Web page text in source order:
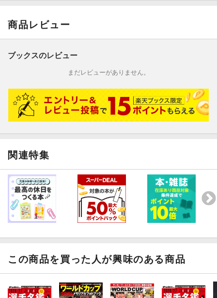
商品レビュー
ブックスのレビュー
まだレビューがありません。
関連特集
この商品を買った人が興味のある商品